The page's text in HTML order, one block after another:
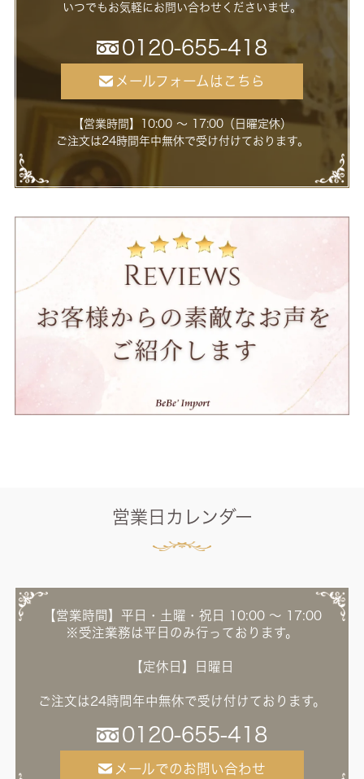
いつでもお気軽にお問い合わせくださいませ。
0120-655-418
メールフォームはこちら
【営業時間】10:00 ～ 17:00（日曜定休）
ご注文は24時間年中無休で受け付けております。
営業日カレンダー
【営業時間】平日・土曜・祝日 10:00 ～ 17:00
※受注業務は平日のみ行っております。
【定休日】日曜日
ご注文は24時間年中無休で受け付けております。
0120-655-418
メールでのお問い合わせ